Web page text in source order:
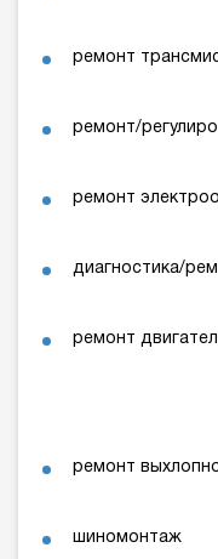
ремонт
ремонт/
ремонт
диагностика/
ремонт
ремонт
шиномонтаж